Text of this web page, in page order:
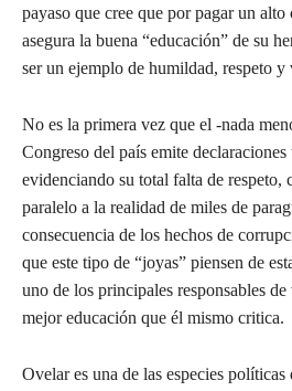
payaso que cree que por pagar un
asegura la buena “educación” de su
ser un ejemplo de humildad, respeto y
No es la primera vez que el -nada
Congreso del país emite declaraciones
evidenciando su total falta de respeto,
paralelo a la realidad de miles de
consecuencia de los hechos de
que este tipo de “joyas” piensen de
uno de los principales responsables
mejor educación que él mismo critica.
Ovelar es una de las especies políticas